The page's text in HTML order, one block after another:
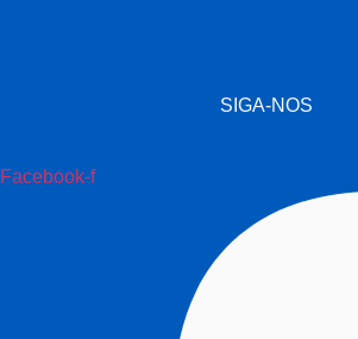
SIGA-NOS
Facebook-f